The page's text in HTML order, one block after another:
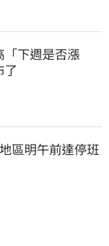
「下週是否漲
了
區明午前達停班